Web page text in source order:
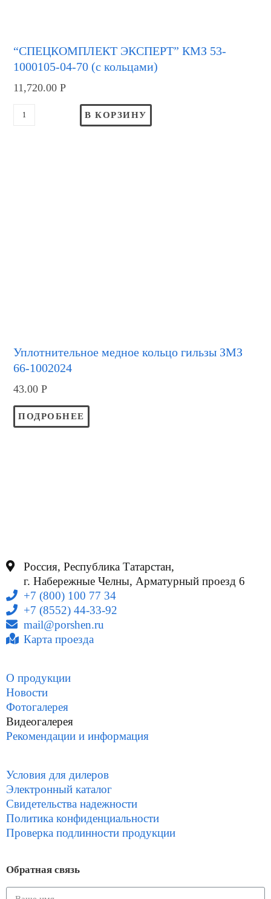
“СПЕЦКОМПЛЕКТ ЭКСПЕРТ” КМЗ 53-
1000105-04-70 (с кольцами)
11,720.00Р
В КОРЗИНУ
Уплотнительное медное кольцо гильзы ЗМЗ
66-1002024
43.00Р
ПОДРОБНЕЕ
Россия, Республика Татарстан,
г. Набережные Челны, Арматурный проезд 6
+7 (800) 100 77 34
+7 (8552) 44-33-92
mail@porshen.ru
Карта проезда
О продукции
Новости
Фотогалерея
Видеогалерея
Рекомендации и информация
Условия для дилеров
Электронный каталог
Свидетельства надежности
Политика конфиденциальности
Проверка подлинности продукции
Обратная связь